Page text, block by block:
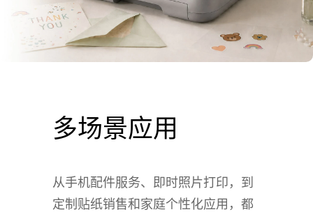
多场景应用
从手机配件服务、即时照片打印，到
定制贴纸销售和家庭个性化应用，都